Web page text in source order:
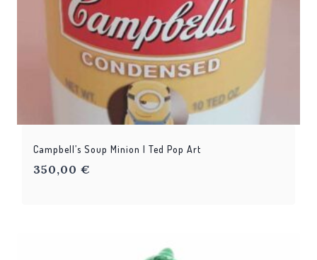
Campbell’s Soup Minion | Ted Pop Art
350,00 €